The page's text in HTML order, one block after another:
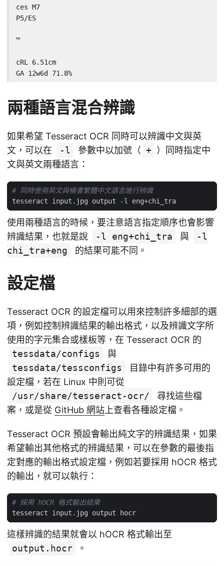
ces M7
P5/ES
™
cRL 6.51cm
GA 12w6d 71.8%
兩種語言混合辨識
如果希望 Tesseract OCR 同時可以辨識中文與英
文，可以在
-l 參數中以加號（ + ）同時指定中
文與英文兩種語言：
# 同時使用英文與橫書繁體中文語言進行辨識
使用兩種語言的時候，要注意語言指定順序也會影響
辨識結果，也就是說
-l eng+chi_tra 與
-l
chi_tra+eng
的結果可能不同。
設定檔
Tesseract OCR 的設定檔可以用來控制許多細部的選
項，例如控制辨識結果的輸出格式，以及辨識文字所
使用的字元集合或樣板等，在 Tesseract OCR 的
tessdata/configs
與
tessdata/tessconfigs
目錄中有許多可用的
設定檔，若在 Linux 中則可從
/usr/share/tesseract-ocr/
尋找這些檔
案，或是從 GitHub 網站 上查看各種設定檔。
Tesseract OCR 預設會輸出純文字的辨識結果，如果
希望輸出其他格式的辨識結果，可以在參數的最後指
定對應的輸出格式設定檔，例如若要採用 hOCR 格式
的輸出，就可以執行：
# 採用 hOCR 格式輸出結果
這樣辨識的結果就會以 hOCR 格式輸出至
output.hocr
。